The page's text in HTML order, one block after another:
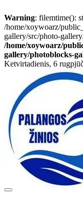
Warning: filemtime():
/home/xoywoarz/
gallery/src/photo-
/home/xoywoarz/
gallery/photoblocks-
Skip
Ketvirtadienis, 6